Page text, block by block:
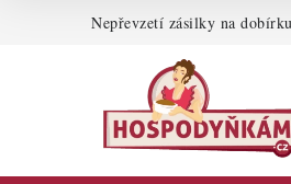
Nepřevzetí zásilky na dobírku